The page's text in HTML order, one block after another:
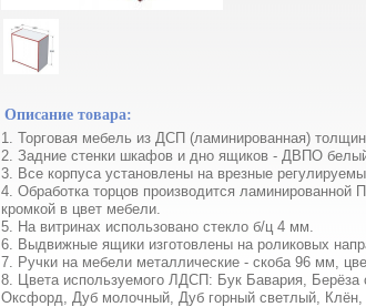
Описание товара:
1. Торговая мебель из ДСП (ламинированная)
2. Задние стенки шкафов и дно ящиков - ДВПО
3. Все корпуса установлены на врезные
4. Обработка торцов производится ламинированной
кромкой в цвет мебели.
5. На витринах использовано стекло б/ц 4 мм.
6. Выдвижные ящики изготовлены на роликовых
7. Ручки на мебели металлические - скоба 96 мм,
8. Цвета используемого ЛДСП: Бук Бавария, Берёза
Оксфорд, Дуб молочный, Дуб горный светлый, Клён,